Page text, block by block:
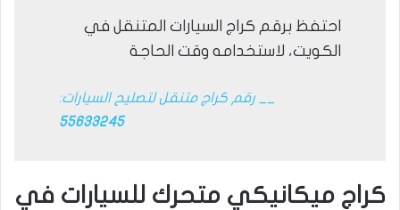
احتفظ برقم كراج السيارات المتنقل في
الكويت، لاستخدامه وقت الحاجة
__ رقم كراج متنقل لتصليح السيارات:
55633245
كراج ميكانيكي متحرك للسيارات في